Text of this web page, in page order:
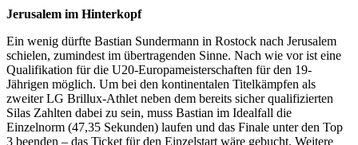
Jerusalem im Hinterkopf
Ein wenig dürfte Bastian Sundermann in Rostock nach Jerusalem
schielen, zumindest im übertragenden Sinne. Nach wie vor ist eine
Qualifikation für die U20-Europameisterschaften für den 19-
Jährigen möglich. Um bei den kontinentalen Titelkämpfen als
zweiter LG Brillux-Athlet neben dem bereits sicher qualifizierten
Silas Zahlten dabei zu sein, muss Bastian im Idealfall die
Einzelnorm (47,35 Sekunden) laufen und das Finale unter den Top
3 beenden – das Ticket für den Einzelstart wäre gebucht. Weitere